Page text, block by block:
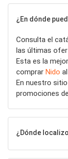
¿En dónde
Consulta el
las últimas
Esta es la
comprar Nido
En nuestro
promociones de
¿Dónde